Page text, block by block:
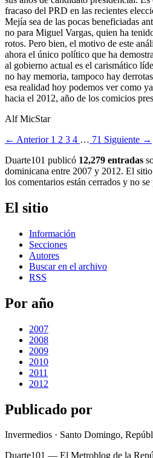
fracaso del PRD en las recientes
Mejía sea de las pocas beneficiadas
no para Miguel Vargas, quien ha
rotos. Pero bien, el motivo de este
ahora el único político que ha
al gobierno actual es el carismático
no hay memoria, tampoco hay
esa realidad hoy podemos ver como
hacia el 2012, año de los comicios
Alf MicStar
← Anterior 1 2 3 4 … 71 Siguiente →
Duarte101 publicó 12,279 entradas
dominicana entre 2007 y 2012. El
los comentarios están cerrados y no
El sitio
Información
Secciones
Autores
Buscar en el archivo
RSS
Por año
2007
2008
2009
2010
2011
2012
Publicado por
Invermedios · Santo Domingo,
Duarte101 — El Metroblog de la